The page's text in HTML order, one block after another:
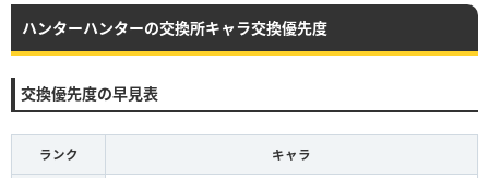
ハンターハンターの交換所キャラ交換優先度
交換優先度の早見表
ランク キャラ